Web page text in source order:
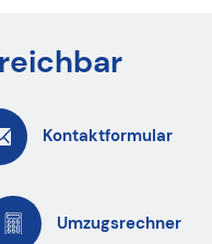
Kontaktformular
Umzugsrechner